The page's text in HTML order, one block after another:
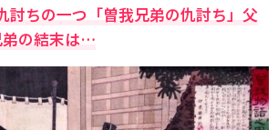
討ちの一つ「曽我兄弟の仇討ち」父
弟の結末は…